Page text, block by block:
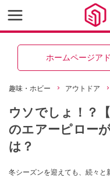
ホームページア
趣味・ホビー アウトドア
ウソでしょ！？
のエアーピロー
は？
冬シーズンを迎えても、続々と